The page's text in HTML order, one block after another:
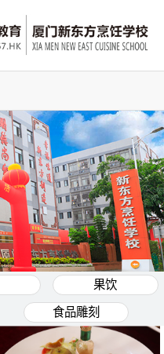
果饮
食品雕刻